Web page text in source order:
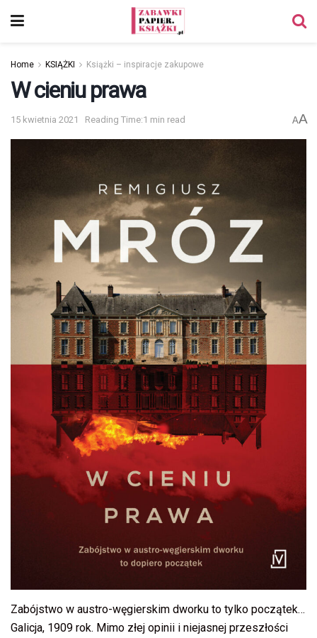
Home KSIĄŻKI Książki – inspiracje zakupowe
W cieniu prawa
15 kwietnia 2021 Reading Time:1 min read AA
Zabójstwo w austro-węgierskim dworku to tylko początek…
Galicja, 1909 rok. Mimo złej opinii i niejasnej przeszłości